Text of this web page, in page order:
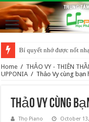
Bí quyết nhớ được nốt
Home / THẢO VY - THIÊN
UPPONIA / Thảo Vy cùng bạn
Thảo Vy cùng
Thọ Piano October